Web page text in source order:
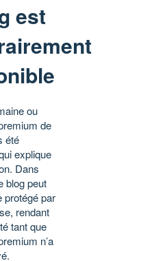
est
ou
de
été
explique
Dans
blog peut
protégé par
rendant
tant que
n’a